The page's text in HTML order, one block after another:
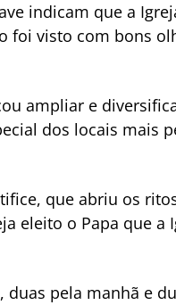
indicam que a
foi visto com bons
ampliar e
dos locais mais
que abriu os
eleito o Papa que a
pela manhã e